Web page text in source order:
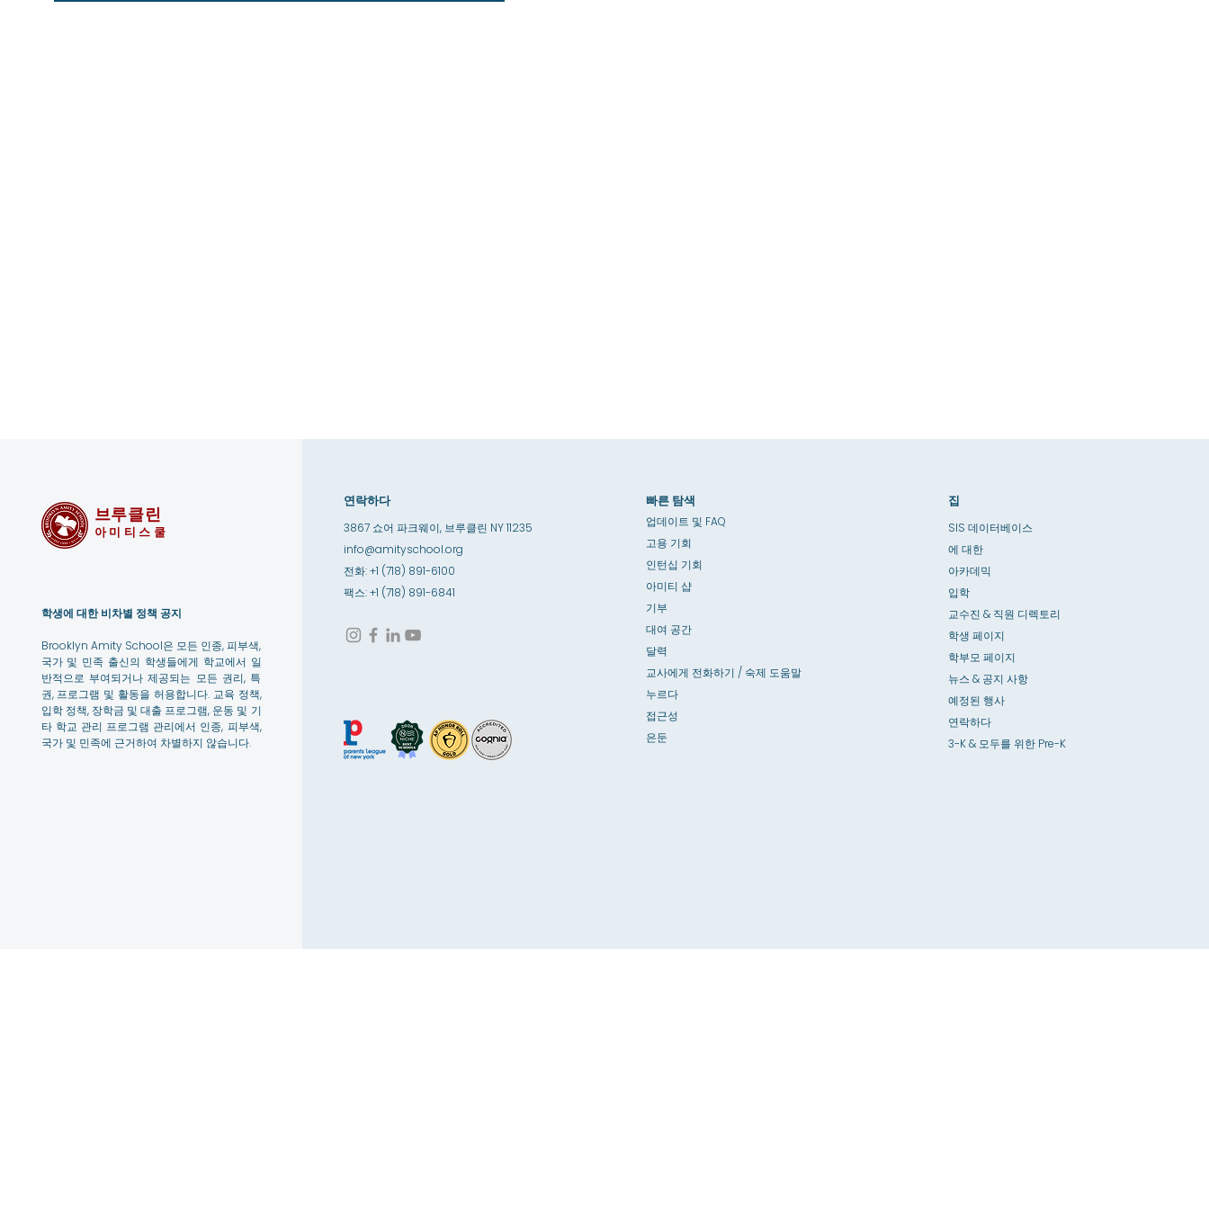
브루클린
아미티스쿨
학생에 대한 비차별 정책 공지
Brooklyn Amity School은 모든 인종, 피부색,
국가 및 민족 출신의 학생들에게 학교에서 일
반적으로 부여되거나 제공되는 모든 권리, 특
권, 프로그램 및 활동을 허용합니다. 교육 정책,
입학 정책, 장학금 및 대출 프로그램, 운동 및 기
타 학교 관리 프로그램 관리에서 인종, 피부색,
국가 및 민족에 근거하여 차별하지 않습니다.
연락하다
3867 쇼어 파크웨이, 브루클린 NY 11235
info@amityschool.org
전화: +1 (718) 891-6100
팩스: +1 (718) 891-6841
빠른 탐색
업데이트 및 FAQ
고용 기회
인턴십 기회
아미티 샵
기부
대여 공간
달력
교사에게 전화하기 / 숙제 도움말
누르다
접근성
은둔
집
SIS 데이터베이스
에 대한
아카데믹
입학
교수진 & 직원 디렉토리
학생 페이지
학부모 페이지
뉴스 & 공지 사항
예정된 행사
연락하다
3-K & 모두를 위한 Pre-K